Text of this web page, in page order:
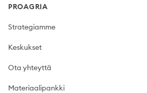
PROAGRIA
Strategiamme
Keskukset
Ota yhteyttä
Materiaalipankki